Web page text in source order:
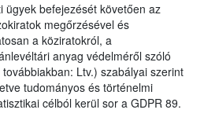
ügyek befejezését követően az
megőrzésével és
a köziratokról, a
anyag védelméről szóló
Ltv.) szabályai szerint
tudományos és történelmi
célból kerül sor a GDPR 89.